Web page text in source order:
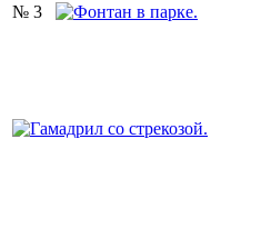
№ 3